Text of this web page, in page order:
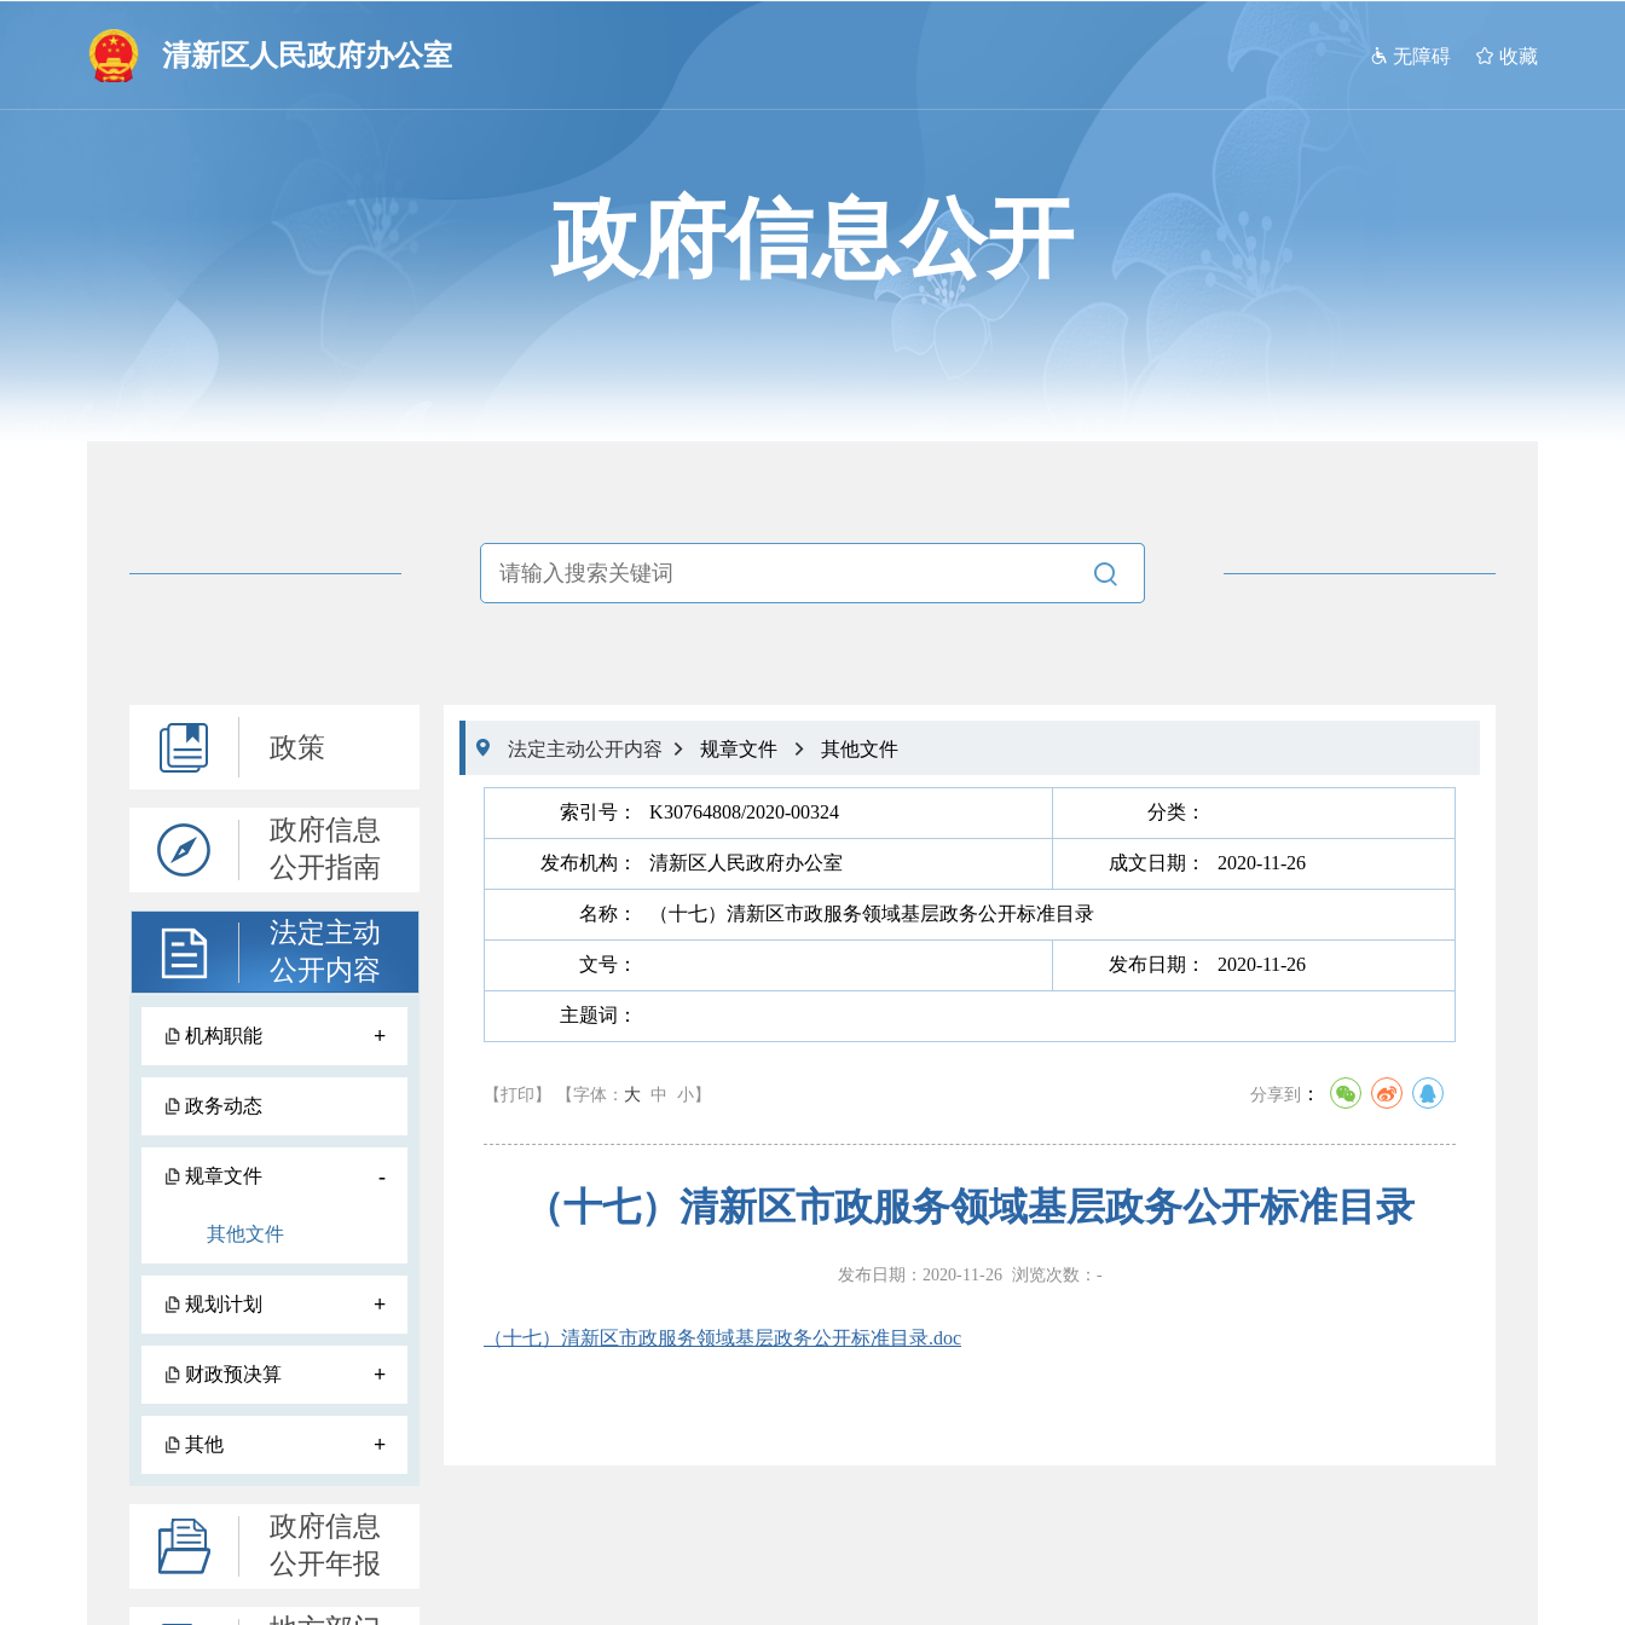
清新区人民政府办公室  无障碍  收藏
政府信息公开

政策
政府信息
公开指南
法定主动
公开内容
机构职能 +
政务动态
规章文件 -
其他文件
规划计划 +
财政预决算 +
其他 +
政府信息
公开年报
 法定主动公开内容  规章文件  其他文件
索引号： K30764808/2020-00324 分类：
发布机构： 清新区人民政府办公室 成文日期： 2020-11-26
名称： （十七）清新区市政服务领域基层政务公开标准目录
文号： 发布日期： 2020-11-26
主题词：
【打印】 【字体： 大 中 小 】 分享到 ：
（十七）清新区市政服务领域基层政务公开标准目录
发布日期：2020-11-26 浏览次数： -
（十七）清新区市政服务领域基层政务公开标准目录.doc